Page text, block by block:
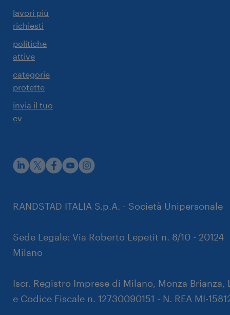
lavori più
richiesti
politiche
attive
categorie
protette
invia il tuo
cv
RANDSTAD ITALIA S.p.A. - Società Unipersonale
Sede Legale: Via Roberto Lepetit n. 8/10 - 20124
Milano
Iscr. Registro Imprese di Milano, Monza Brianza,
e Codice Fiscale n. 12730090151 - N. REA MI-